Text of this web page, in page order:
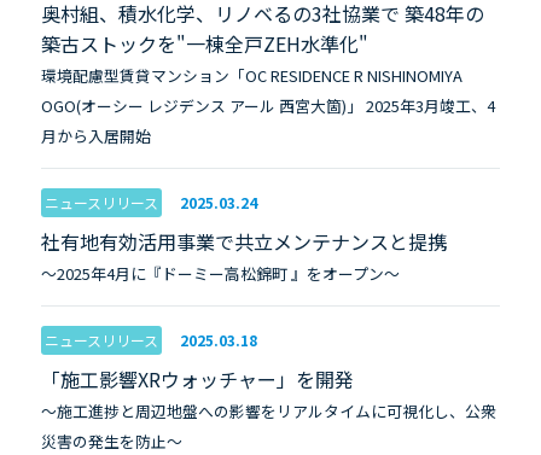
奥村組、積水化学、リノベるの3社協業で 築48年の
築古ストックを"一棟全戸ZEH水準化"
環境配慮型賃貸マンション「OC RESIDENCE R NISHINOMIYA
OGO(オーシー レジデンス アール 西宮大箇)」 2025年3月竣工、4
月から入居開始
ニュースリリース 2025.03.24
社有地有効活用事業で共立メンテナンスと提携
～2025年4月に『ドーミー高松錦町 』をオープン～
ニュースリリース 2025.03.18
「施工影響XRウォッチャー」を開発
～施工進捗と周辺地盤への影響をリアルタイムに可視化し、公衆
災害の発生を防止～